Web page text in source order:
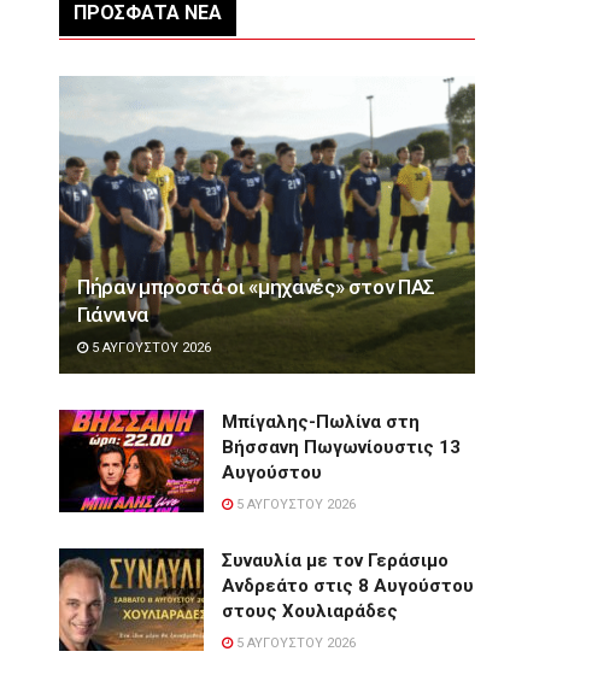
ΠΡΌΣΦΑΤΑ ΝΈΑ
Πήραν μπροστά οι «μηχανές» στον ΠΑΣ
Γιάννινα
5 ΑΥΓΟΎΣΤΟΥ 2026
Μπίγαλης-Πωλίνα στη
Βήσσανη Πωγωνίουστις 13
Αυγούστου
5 ΑΥΓΟΎΣΤΟΥ 2026
Συναυλία με τον Γεράσιμο
Ανδρεάτο στις 8 Αυγούστου
στους Χουλιαράδες
5 ΑΥΓΟΎΣΤΟΥ 2026